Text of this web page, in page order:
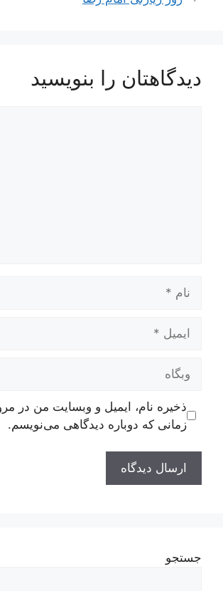
دیدگاهتان را بنویسید
وبگاه
ذخیره نام، ایمیل و وبسایت من در
زمانی که دوباره دیدگاهی می‌نویسم.
جستجو